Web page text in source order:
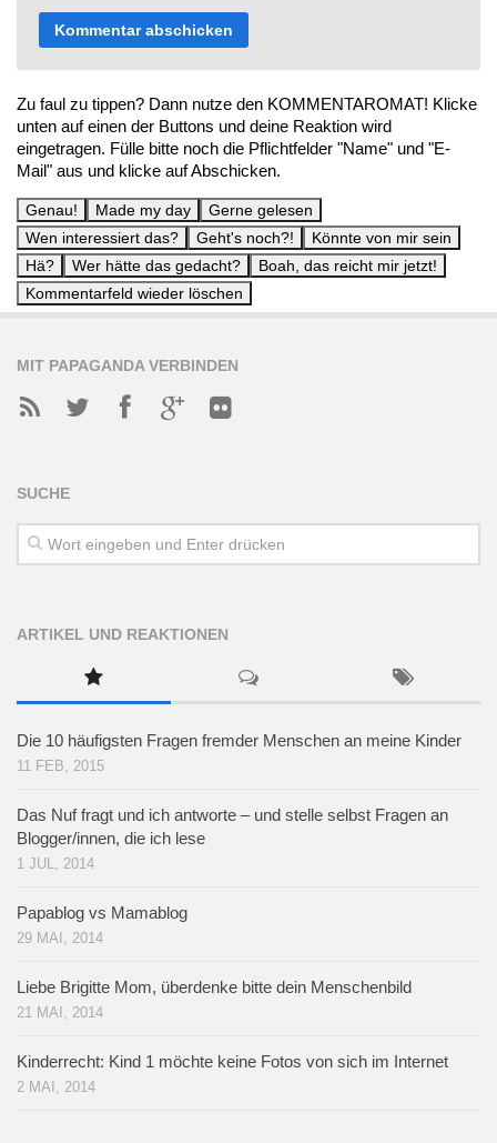
Zu faul zu tippen? Dann nutze den KOMMENTAROMAT! Klicke
unten auf einen der Buttons und deine Reaktion wird
eingetragen. Fülle bitte noch die Pflichtfelder "Name" und "E-
Mail" aus und klicke auf Abschicken.
MIT PAPAGANDA VERBINDEN
SUCHE
ARTIKEL UND REAKTIONEN
Die 10 häufigsten Fragen fremder Menschen an meine Kinder
11 FEB, 2015
Das Nuf fragt und ich antworte – und stelle selbst Fragen an
Blogger/innen, die ich lese
1 JUL, 2014
Papablog vs Mamablog
29 MAI, 2014
Liebe Brigitte Mom, überdenke bitte dein Menschenbild
21 MAI, 2014
Kinderrecht: Kind 1 möchte keine Fotos von sich im Internet
2 MAI, 2014